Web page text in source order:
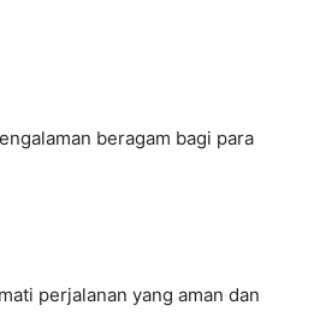
beragam bagi para
perjalanan yang aman dan